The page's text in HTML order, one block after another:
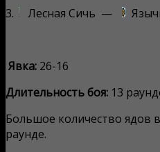
3. Лесная Сичь —
Явка: 26-16
Длительность боя: 13
Большое количество ядов
раунде.